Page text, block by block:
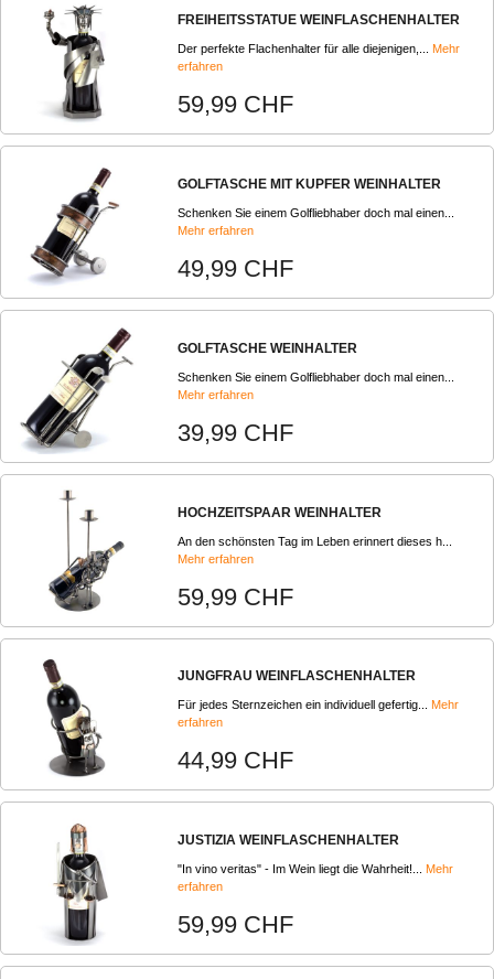
FREIHEITSSTATUE WEINFLASCHENHALTER
Der perfekte Flachenhalter für alle diejenigen,... Mehr
erfahren
59,99 CHF
GOLFTASCHE MIT KUPFER WEINHALTER
Schenken Sie einem Golfliebhaber doch mal einen...
Mehr erfahren
49,99 CHF
GOLFTASCHE WEINHALTER
Schenken Sie einem Golfliebhaber doch mal einen...
Mehr erfahren
39,99 CHF
HOCHZEITSPAAR WEINHALTER
An den schönsten Tag im Leben erinnert dieses h...
Mehr erfahren
59,99 CHF
JUNGFRAU WEINFLASCHENHALTER
Für jedes Sternzeichen ein individuell gefertig... Mehr
erfahren
44,99 CHF
JUSTIZIA WEINFLASCHENHALTER
"In vino veritas" - Im Wein liegt die Wahrheit!... Mehr
erfahren
59,99 CHF